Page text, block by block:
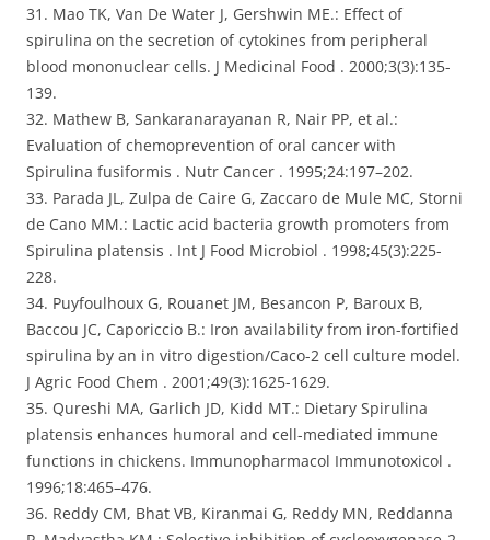
31. Mao TK, Van De Water J, Gershwin ME.: Effect of
spirulina on the secretion of cytokines from peripheral
blood mononuclear cells. J Medicinal Food . 2000;3(3):135-
139.
32. Mathew B, Sankaranarayanan R, Nair PP, et al.:
Evaluation of chemoprevention of oral cancer with
Spirulina fusiformis . Nutr Cancer . 1995;24:197–202.
33. Parada JL, Zulpa de Caire G, Zaccaro de Mule MC, Storni
de Cano MM.: Lactic acid bacteria growth promoters from
Spirulina platensis . Int J Food Microbiol . 1998;45(3):225-
228.
34. Puyfoulhoux G, Rouanet JM, Besancon P, Baroux B,
Baccou JC, Caporiccio B.: Iron availability from iron-fortified
spirulina by an in vitro digestion/Caco-2 cell culture model.
J Agric Food Chem . 2001;49(3):1625-1629.
35. Qureshi MA, Garlich JD, Kidd MT.: Dietary Spirulina
platensis enhances humoral and cell-mediated immune
functions in chickens. Immunopharmacol Immunotoxicol .
1996;18:465–476.
36. Reddy CM, Bhat VB, Kiranmai G, Reddy MN, Reddanna